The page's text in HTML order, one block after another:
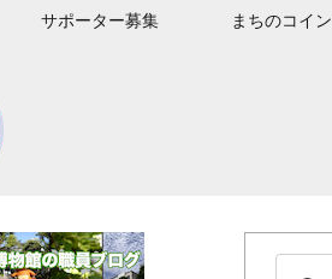
サポーター募集 まちのコイン